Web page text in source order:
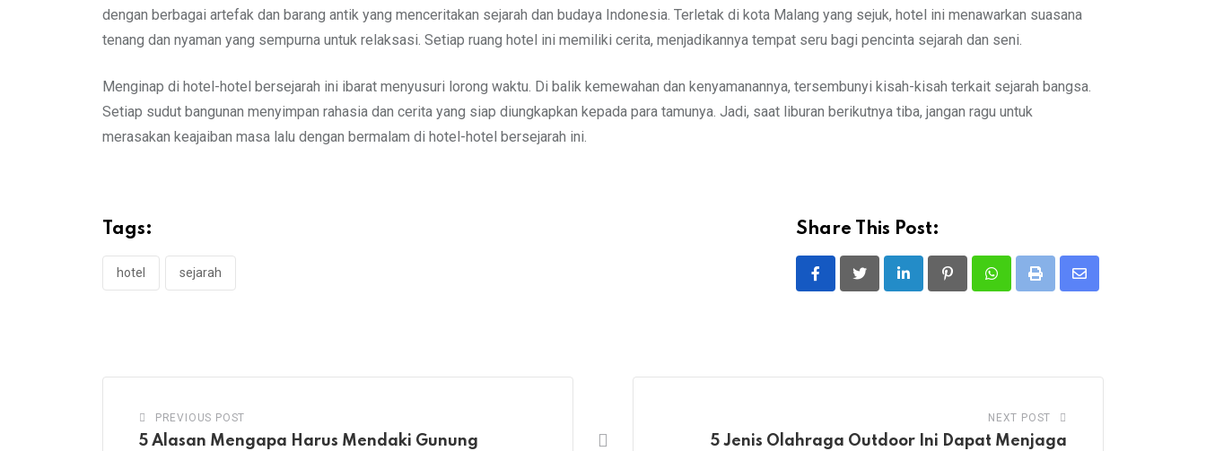
dengan berbagai artefak dan barang antik yang menceritakan sejarah dan budaya Indonesia. Terletak di kota Malang yang sejuk, hotel ini menawarkan suasana
tenang dan nyaman yang sempurna untuk relaksasi. Setiap ruang hotel ini memiliki cerita, menjadikannya tempat seru bagi pencinta sejarah dan seni.
Menginap di hotel-hotel bersejarah ini ibarat menyusuri lorong waktu. Di balik kemewahan dan kenyamanannya, tersembunyi kisah-kisah terkait sejarah bangsa.
Setiap sudut bangunan menyimpan rahasia dan cerita yang siap diungkapkan kepada para tamunya. Jadi, saat liburan berikutnya tiba, jangan ragu untuk
merasakan keajaiban masa lalu dengan bermalam di hotel-hotel bersejarah ini.
Tags:
hotel sejarah
Share This Post:
LinkedIn PinterestWhatsappPrint
Share
PREVIOUS POST
5 Alasan Mengapa Harus Mendaki Gunung
NEXT POST
5 Jenis Olahraga Outdoor Ini Dapat Menjaga